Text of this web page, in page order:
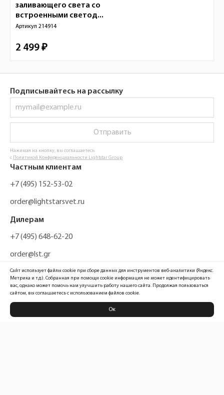
заливающего света со
встроенными светод...
Артикул 214914
2 499 ₽
Подписывайтесь на рассылку
Отправить
Нажимая на кнопку, вы соглашаетесь
с Политикой Конфиденциальности Lightstar Group
Частным клиентам
+7 (495) 152-53-02
order@lightstarsvet.ru
Дилерам
+7 (495) 648-62-20
order@lst.gr
Политика конфиденциальности
Сайт использует файлы cookie при сборе данных для инструментов веб-аналитики (Яндекс.
Метрика и т.д.). Собранная при помощи cookie информация не может идентифицировать
вас, однако может помочь нам улучшить работу нашего сайта. Продолжая пользоваться
сайтом, вы соглашаетесь с использованием файлов cookie.
Ок